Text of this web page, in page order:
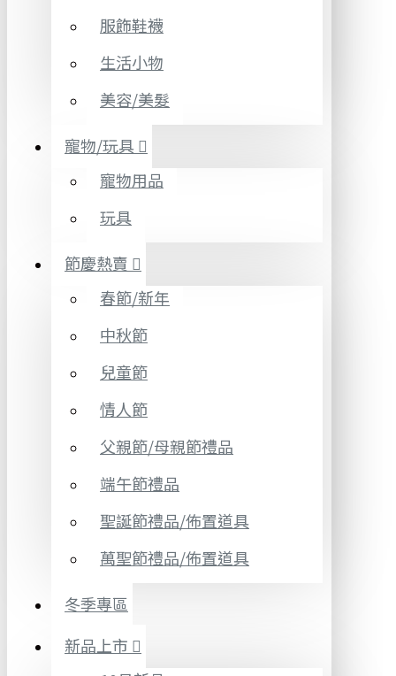
服飾鞋襪
生活小物
美容/美髮
寵物/玩具
寵物用品
玩具
節慶熱賣
春節/新年
中秋節
兒童節
情人節
父親節/母親節禮品
端午節禮品
聖誕節禮品/佈置道具
萬聖節禮品/佈置道具
冬季專區
新品上市